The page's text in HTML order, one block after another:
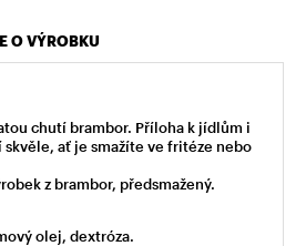
O VÝROBKU
chutí brambor. Příloha k jídlům i
ať je smažíte ve fritéze nebo
z brambor, předsmažený.
olej, dextróza.